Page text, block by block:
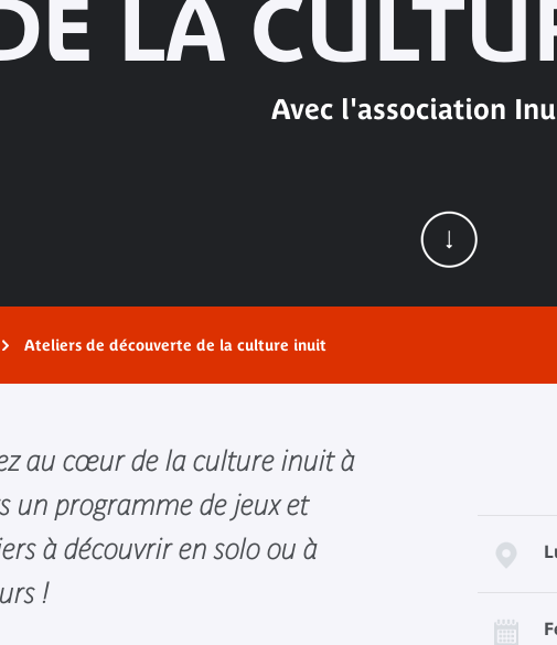
LA
Avec l'association
Ateliers de découverte de la culture inuit
au cœur de la culture inuit à
un programme de jeux et
à découvrir en solo ou à
!